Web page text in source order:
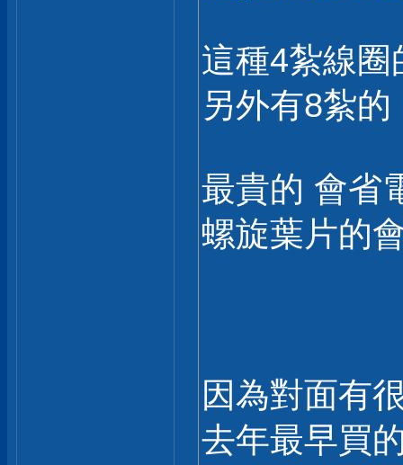
這種4紮線
另外有8紮的
最貴的 會省
螺旋葉片的
因為對面有
去年最早買